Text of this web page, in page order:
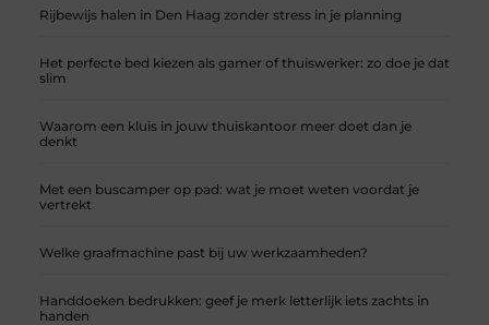
Rijbewijs halen in Den Haag zonder stress in je planning
Het perfecte bed kiezen als gamer of thuiswerker: zo doe je dat
slim
Waarom een kluis in jouw thuiskantoor meer doet dan je
denkt
Met een buscamper op pad: wat je moet weten voordat je
vertrekt
Welke graafmachine past bij uw werkzaamheden?
Handdoeken bedrukken: geef je merk letterlijk iets zachts in
handen